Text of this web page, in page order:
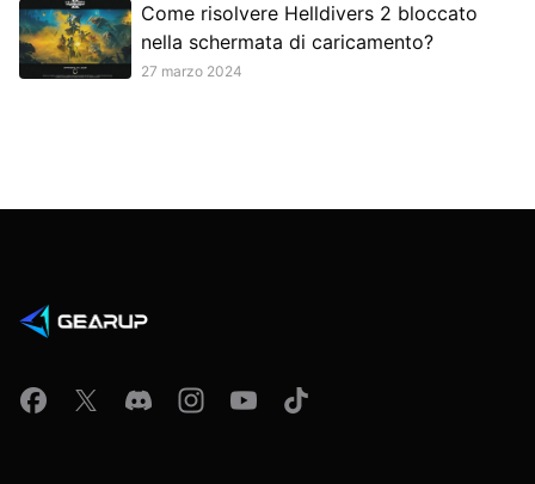
Come risolvere Helldivers 2 bloccato
nella schermata di caricamento?
27 marzo 2024